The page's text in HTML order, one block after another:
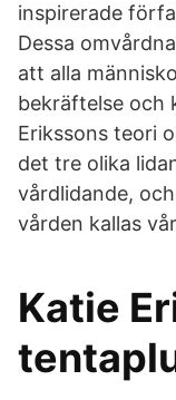
inspirerade
Dessa
att alla
bekräftelse och
Erikssons teori
det tre olika
vårdlidande,
vården kallas
Katie